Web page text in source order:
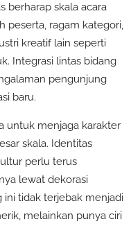
berharap skala acara
peserta, ragam kategori,
kreatif lain seperti
Integrasi lintas bidang
pengunjung
baru.
untuk menjaga karakter
skala. Identitas
perlu terus
lewat dekorasi
ini tidak terjebak menjadi
melainkan punya ciri